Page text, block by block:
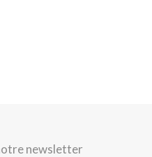
newsletter